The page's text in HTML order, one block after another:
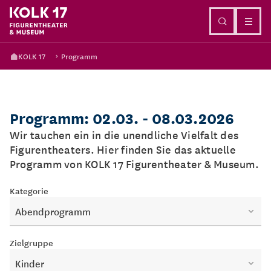
KOLK 17 Programm
Programm: 02.03. - 08.03.2026
Wir tauchen ein in die unendliche Vielfalt des
Figurentheaters. Hier finden Sie das aktuelle
Programm von KOLK 17 Figurentheater & Museum.
Kategorie
Abendprogramm
Zielgruppe
Kinder